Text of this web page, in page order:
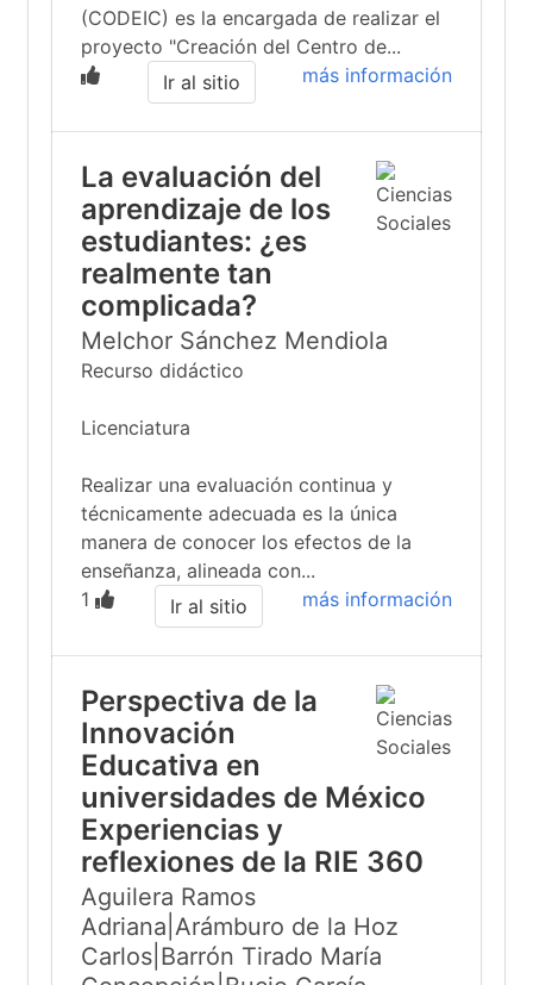
(CODEIC) es la encargada de realizar el
proyecto "Creación del Centro de...
más información
Ir al sitio
La evaluación del
aprendizaje de los
estudiantes: ¿es
realmente tan
complicada?
Melchor Sánchez Mendiola
Recurso didáctico
Licenciatura
Realizar una evaluación continua y
técnicamente adecuada es la única
manera de conocer los efectos de la
enseñanza, alineada con...
1
más información
Ir al sitio
Perspectiva de la
Innovación
Educativa en
universidades de México
Experiencias y
reflexiones de la RIE 360
Aguilera Ramos
Adriana|Arámburo de la Hoz
Carlos|Barrón Tirado María